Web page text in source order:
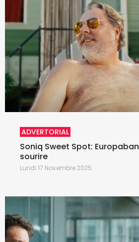
ADVERTORIAL
Soniq Sweet Spot:
sourire
Lundi 17 Novembre 2025